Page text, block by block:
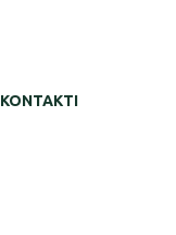
KONTAKTI